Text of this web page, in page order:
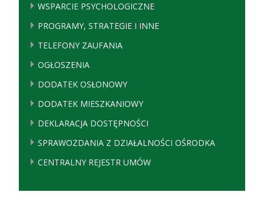
WSPARCIE PSYCHOLOGICZNE
PROGRAMY, STRATEGIE I INNE
TELEFONY ZAUFANIA
OGŁOSZENIA
DODATEK OSŁONOWY
DODATEK MIESZKANIOWY
DEKLARACJA DOSTĘPNOŚCI
SPRAWOZDANIA Z DZIAŁALNOŚCI OŚRODKA
CENTRALNY REJESTR UMÓW